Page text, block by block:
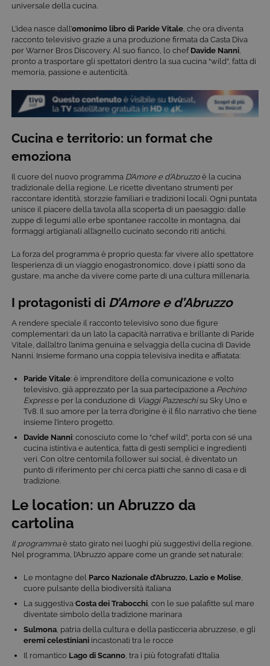
universale della cucina.
L’idea nasce dall’omonimo libro di Paride Vitale , che ora diventa
racconto televisivo grazie a una produzione firmata da Casta Diva
per Warner Bros Discovery. Al suo fianco, lo chef Davide Nanni
pronto a trasportare gli spettatori dentro la sua cucina “wild”, fatta di
memoria, passione e autenticità.
Cucina e territorio: un format che
emoziona
Il cuore del nuovo programma D’Amore e d’Abruzzo è la cucina
tradizionale della regione. Le ricette diventano strumenti per
raccontare identità, stor22ie familiari e tradizioni locali. Ogni puntata
unisce il piacere della tavola alla scoperta di un paesaggio: dalle
zuppe di legumi alle erbe spontanee raccolte in montagna, dai
formaggi artigianali all’agnello cucinato secondo riti antichi.
La forza del programma è proprio questa: far vivere allo spettatore
l’esperienza di un viaggio enogastronomico, dove i piatti sono da
gustare, ma anche da vivere come parte di una cultura millenaria.
I protagonisti di D’Amore e d’Abruzzo
A rendere speciale il racconto televisivo sono due figure
complementari: da un lato la capacità narrativa e brillante di Paride
Vitale, dall’altro l’anima genuina e selvaggia della cucina di Davide
Nanni. Insieme formano una coppia televisiva inedita e affiatata:
Paride Vitale: è imprenditore della comunicazione e volto
televisivo, già apprezzato per la sua partecipazione a Pechino
Expresse per la conduzione di Viaggi Pazzeschisu Sky Uno e
Tv8. Il suo amore per la terra d’origine è il filo narrativo che tiene
insieme l’intero progetto.
Davide Nanni: conosciuto come lo “chef wild”, porta con sé una
cucina istintiva e autentica, fatta di gesti semplici e ingredienti
veri. Con oltre centomila follower sui social, è diventato un
punto di riferimento per chi cerca piatti che sanno di casa e di
tradizione.
Le location: un Abruzzo da
cartolina
Il programmaè stato girato nei luoghi più suggestivi della regione.
Nel programma, l’Abruzzo appare come un grande set naturale:
Le montagne del Parco Nazionale d’Abruzzo, Lazio e Molise
cuore pulsante della biodiversità italiana
La suggestiva Costa dei Trabocchi , con le sue palafitte sul mare
diventate simbolo della tradizione marinara
Sulmona , patria della cultura e della pasticceria abruzzese, e gli
eremi celestiniani incastonati tra le rocce
Il romantico Lago di Scanno , tra i più fotografati d’Italia